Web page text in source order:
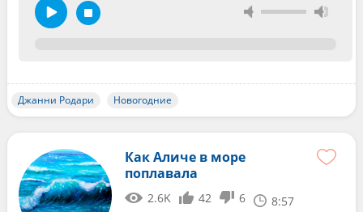
Джанни Родари Новогодние
Как Аличе в море
поплавала
2.6K 42 6 8:57